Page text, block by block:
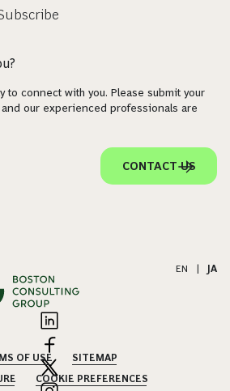
to connect with you. Please submit your
our experienced professionals are
CONTACT US
EN JA
OF USE
SITEMAP
COOKIE PREFERENCES